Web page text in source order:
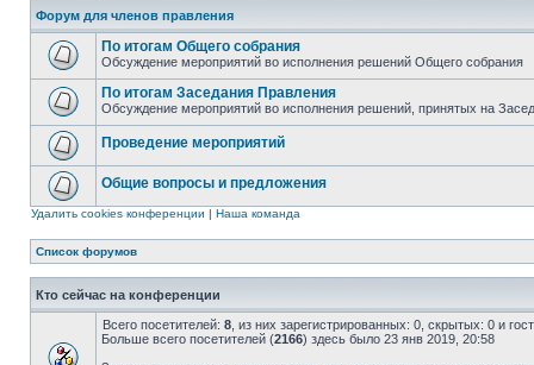
Форум для членов правления
По итогам Общего собрания
Обсуждение мероприятий во исполнения решений Общего собрания
По итогам Заседания Правления
Обсуждение мероприятий во исполнения решений, принятых на
Проведение мероприятий
Общие вопросы и предложения
Удалить cookies конференции | Наша команда
Список форумов
Кто сейчас на конференции
Всего посетителей: 8 , из них зарегистрированных: 0, скрытых: 0 и
Больше всего посетителей (2166) здесь было 23 янв 2019, 20:58